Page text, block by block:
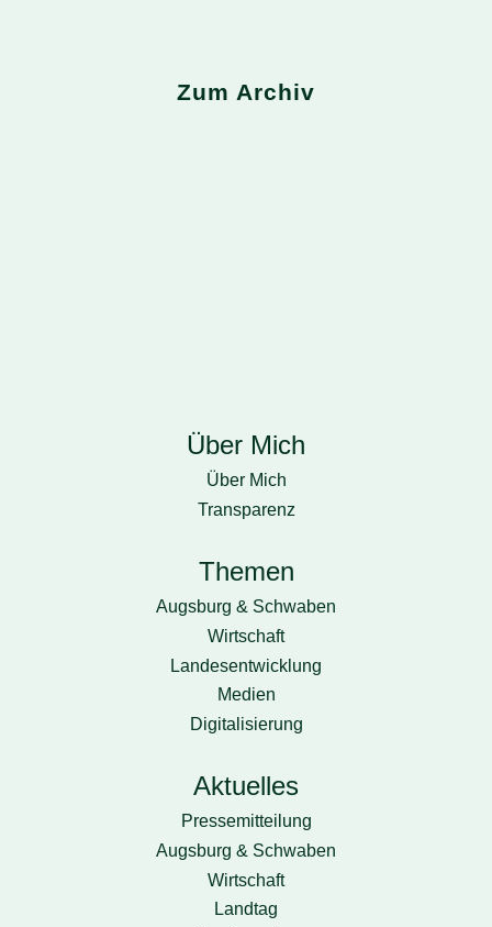
Zum Archiv
Über Mich
Über Mich
Transparenz
Themen
Augsburg & Schwaben
Wirtschaft
Landesentwicklung
Medien
Digitalisierung
Aktuelles
Pressemitteilung
Augsburg & Schwaben
Wirtschaft
Landtag